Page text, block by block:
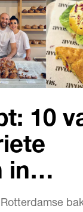
10
in